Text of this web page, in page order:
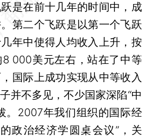
是在前十几年的时间中，成
第二个飞跃是以第一个飞跃
年中使得人均收入上升，按
000美元左右，站在了中等
国际上成功实现从中等收入
并不多见，不少国家深陷“中
。2007年我们组织的国际经
政治经济学圆桌会议”，关